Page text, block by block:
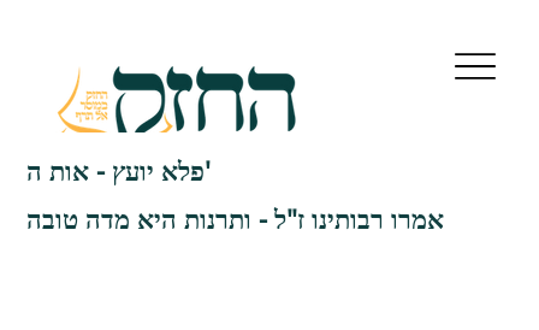
פלא יועץ - אות ה'
אמרו רבותינו ז"ל - ותרנות היא מדה טובה